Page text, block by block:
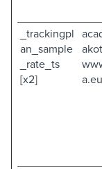
_trackingpl
an_sample
_rate_ts
[x2]
a.eu